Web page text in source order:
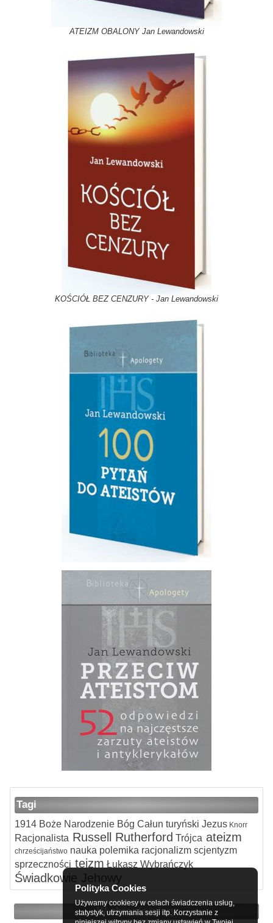
ATEIZM OBALONY Jan Lewandowski
KOŚCIÓŁ BEZ CENZURY - Jan Lewandowski
Tagi
1914Boże NarodzenieBóg Całun turyński JezusKnorr
Racjonalista Russell Rutherford Trójca ateizm
chrześcijaństwonauka polemika racjonalizmscjentyzm
sprzeczności teizm Łukasz Wybrańczyk
Świadkowie Jehowy
W obronie wiary
Polityka Cookies
Używamy cookiesy w celach świadczenia usług,
statystyk, utrzymania sesji itp. Korzystanie z